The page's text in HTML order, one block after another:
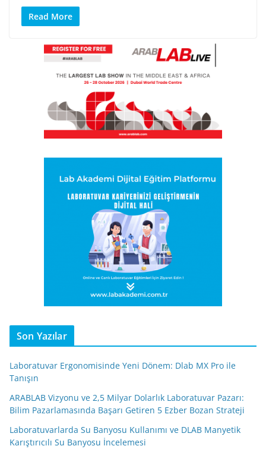
Read More
Son Yazılar
Laboratuvar Ergonomisinde Yeni Dönem: Dlab MX Pro ile
Tanışın
ARABLAB Vizyonu ve 2,5 Milyar Dolarlık Laboratuvar Pazarı:
Bilim Pazarlamasında Başarı Getiren 5 Ezber Bozan Strateji
Laboratuvarlarda Su Banyosu Kullanımı ve DLAB Manyetik
Karıştırıcılı Su Banyosu İncelemesi